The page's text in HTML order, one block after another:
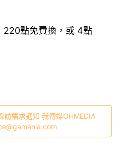
220點免費換，或 4點
訪需求通知 我傳媒OHMEDIA